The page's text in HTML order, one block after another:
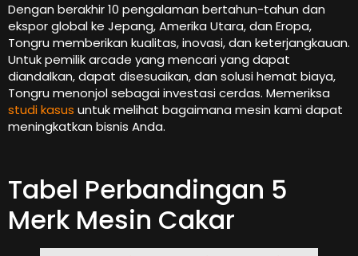
Dengan berakhir 10 pengalaman bertahun-tahun dan
ekspor global ke Jepang, Amerika Utara, dan Eropa,
Tongru memberikan kualitas, inovasi, dan keterjangkauan.
Untuk pemilik arcade yang mencari yang dapat
diandalkan, dapat disesuaikan, dan solusi hemat biaya,
Tongru menonjol sebagai investasi cerdas. Memeriksa
studi kasus untuk melihat bagaimana mesin kami dapat
meningkatkan bisnis Anda.
Tabel Perbandingan 5
Merk Mesin Cakar